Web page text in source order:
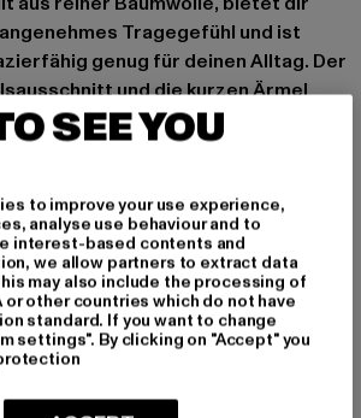
Tragegefühl und ist
genug für deinen Alltag. Der
und die kurzen Ärmel
vielseitigen Basic, das sich easy zu
Hosen kombinieren lässt. Ob solo
als Layer-Piece unter einer
– dieses Tee liefert einen
der unkompliziert und dennoch
T-Shirt von Urban Classics
Hüftabschluss
SEE YOU
to improve your use experience,
analyse use behaviour and to
interest-based contents and
we allow partners to extract data
may also include the processing of
or other countries which do not have
standard. If you want to change
settings". By clicking on "Accept" you